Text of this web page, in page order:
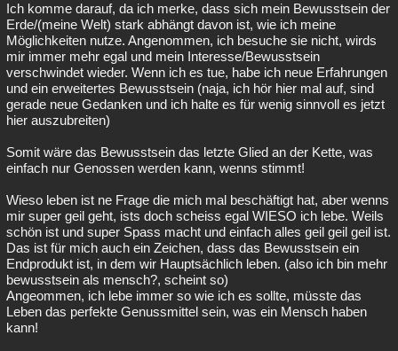
Ich komme darauf, da ich merke, dass sich mein Bewusstsein der
Erde/(meine Welt) stark abhängt davon ist, wie ich meine
Möglichkeiten nutze. Angenommen, ich besuche sie nicht, wirds
mir immer mehr egal und mein Interesse/Bewusstsein
verschwindet wieder. Wenn ich es tue, habe ich neue Erfahrungen
und ein erweitertes Bewusstsein (naja, ich hör hier mal auf, sind
gerade neue Gedanken und ich halte es für wenig sinnvoll es jetzt
hier auszubreiten)
Somit wäre das Bewusstsein das letzte Glied an der Kette, was
einfach nur Genossen werden kann, wenns stimmt!
Wieso leben ist ne Frage die mich mal beschäftigt hat, aber wenns
mir super geil geht, ists doch scheiss egal WIESO ich lebe. Weils
schön ist und super Spass macht und einfach alles geil geil geil ist.
Das ist für mich auch ein Zeichen, dass das Bewusstsein ein
Endprodukt ist, in dem wir Hauptsächlich leben. (also ich bin mehr
bewusstsein als mensch?, scheint so)
Angeommen, ich lebe immer so wie ich es sollte, müsste das
Leben das perfekte Genussmittel sein, was ein Mensch haben
kann!